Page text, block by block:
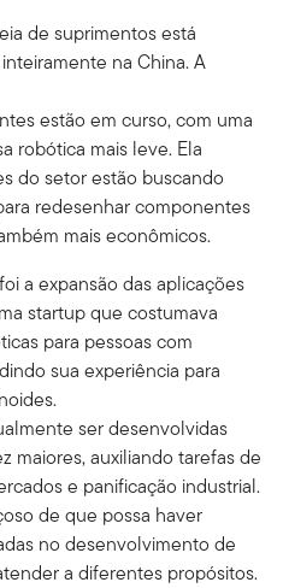
de suprimentos está
na China. A
estão em curso, com uma
robótica mais leve. Ela
do setor estão buscando
redesenhar componentes
mais econômicos.
a expansão das aplicações
startup que costumava
para pessoas com
sua experiência para
ser desenvolvidas
maiores, auxiliando tarefas de
e panificação industrial.
de que possa haver
no desenvolvimento de
a diferentes propósitos.